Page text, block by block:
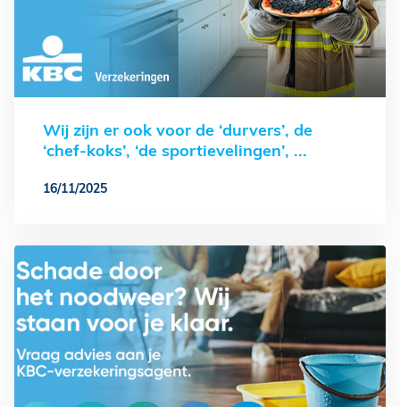
Veelgestelde vragen
Contact
Wij zijn er ook voor de ‘durvers’, de
‘chef-koks’, ‘de sportievelingen’, ...
16/11/2025